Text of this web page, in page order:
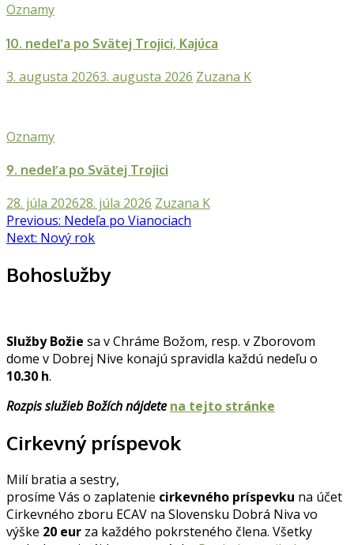
Oznamy
10. nedeľa po Svätej Trojici, Kajúca
3. augusta 20263. augusta 2026 Zuzana K
Oznamy
9. nedeľa po Svätej Trojici
28. júla 202628. júla 2026 Zuzana K
Navigácia
v
článku
Previous: Nedeľa po Vianociach
Next: Nový rok
Bohoslužby
Služby Božie sa v Chráme Božom, resp. v Zborovom
dome v Dobrej Nive konajú spravidla každú nedeľu o
10.30 h.
Rozpis služieb Božích nájdete na tejto stránke
Cirkevný príspevok
Milí bratia a sestry,
prosíme Vás o zaplatenie cirkevného príspevku na účet
Cirkevného zboru ECAV na Slovensku Dobrá Niva vo
výške 20 eur za každého pokrsteného člena. Všetky